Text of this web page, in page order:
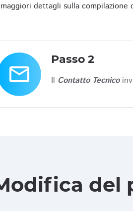
dettagli sulla
email
Passo 2
Il Contatto Tecnico
del